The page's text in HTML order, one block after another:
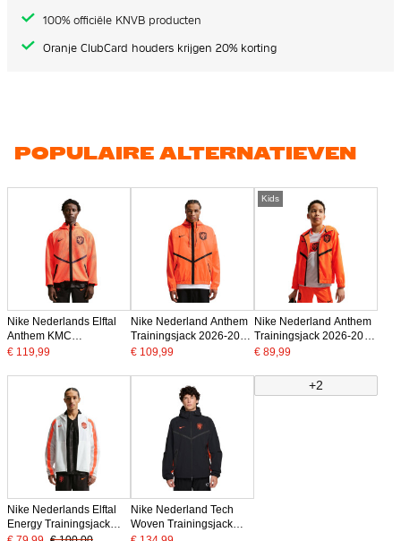
100% officiële KNVB producten
Oranje ClubCard houders krijgen 20% korting
POPULAIRE ALTERNATIEVEN
Nike Nederlands Elftal
Anthem KMC
Trainingsjack 2026-2028
€ 119,99
Nike Nederland Anthem
Trainingsjack 2026-2028
Oranje Zwart
€ 109,99
Kids
Nike Nederland Anthem
Trainingsjack 2026-2028
Kids Oranje Zwart
€ 89,99
Nike Nederlands Elftal
Energy Trainingsjack
Nike Nederland Tech
Woven Trainingsjack
+2